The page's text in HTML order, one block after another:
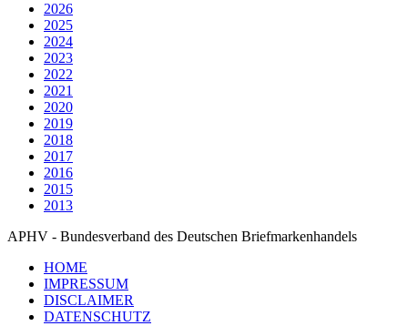
2026
2025
2024
2023
2022
2021
2020
2019
2018
2017
2016
2015
2013
APHV - Bundesverband des Deutschen Briefmarkenhandels
HOME
IMPRESSUM
DISCLAIMER
DATENSCHUTZ